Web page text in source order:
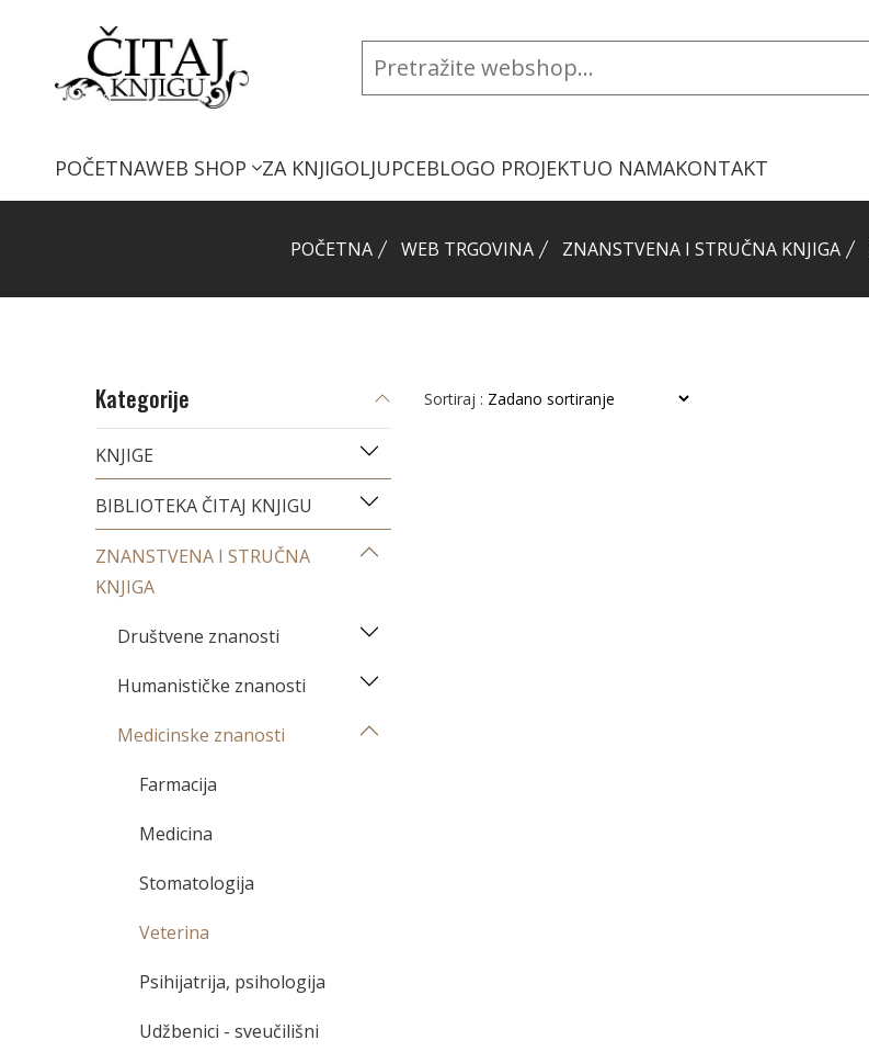
POČETNAWEB SHOP ZA KNJIGOLJUPCEBLOGO PROJEKTUO NAMAKONTAKT
POČETNA WEB TRGOVINA ZNANSTVENA I STRUČNA KNJIGA
Sortiraj :
Kategorije
KNJIGE
BIBLIOTEKA ČITAJ KNJIGU
ZNANSTVENA I STRUČNA
KNJIGA
Društvene znanosti
Humanističke znanosti
Medicinske znanosti
Farmacija
Medicina
Stomatologija
Veterina
Psihijatrija, psihologija
Udžbenici - sveučilišni